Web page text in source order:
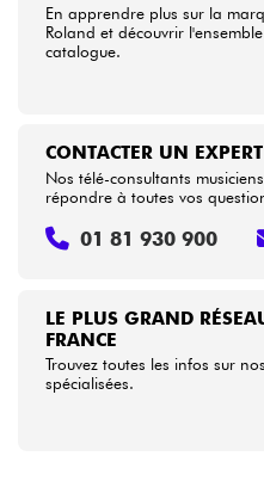
Voir
En apprendre plus sur la
Roland et découvrir
catalogue.
LE PLUS GRAND
FRANCE
Trouvez toutes les infos sur
spécialisées.
CONTACTER UN EXPERT
Nos télé-consultants
répondre à toutes vos
01 81 930 900